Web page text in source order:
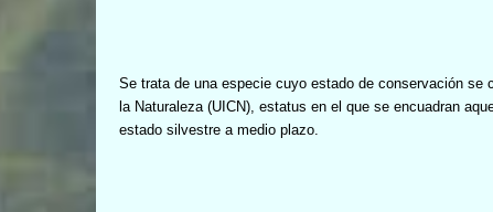
Se trata de una especie cuyo estado de conservación se
la Naturaleza (UICN), estatus en el que se encuadran
estado silvestre a medio plazo.